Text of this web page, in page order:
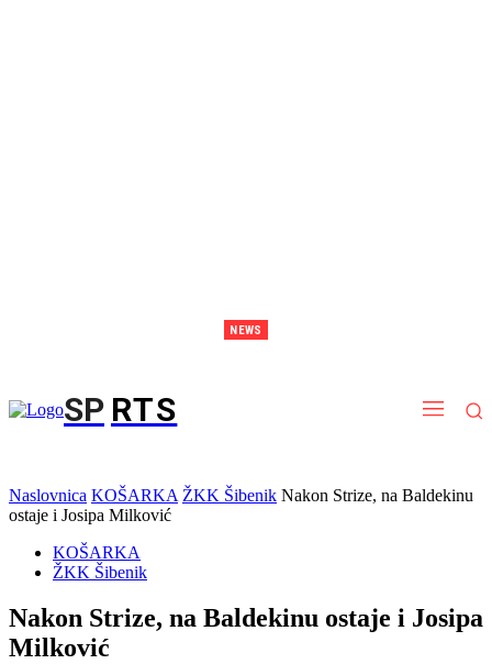
NEWS
SP RTS
Naslovnica KOŠARKA ŽKK Šibenik Nakon Strize, na Baldekinu
ostaje i Josipa Milković
KOŠARKA
ŽKK Šibenik
Nakon Strize, na Baldekinu ostaje i Josipa
Milković